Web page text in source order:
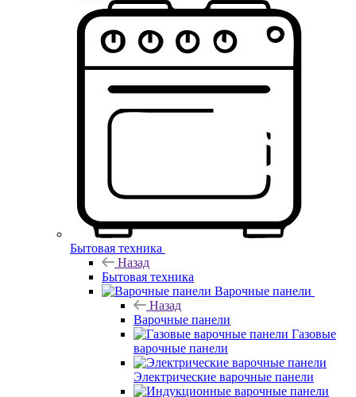
Бытовая техника
Назад
Бытовая техника
Варочные панели
Назад
Варочные панели
Газовые
варочные панели
Электрические варочные панели